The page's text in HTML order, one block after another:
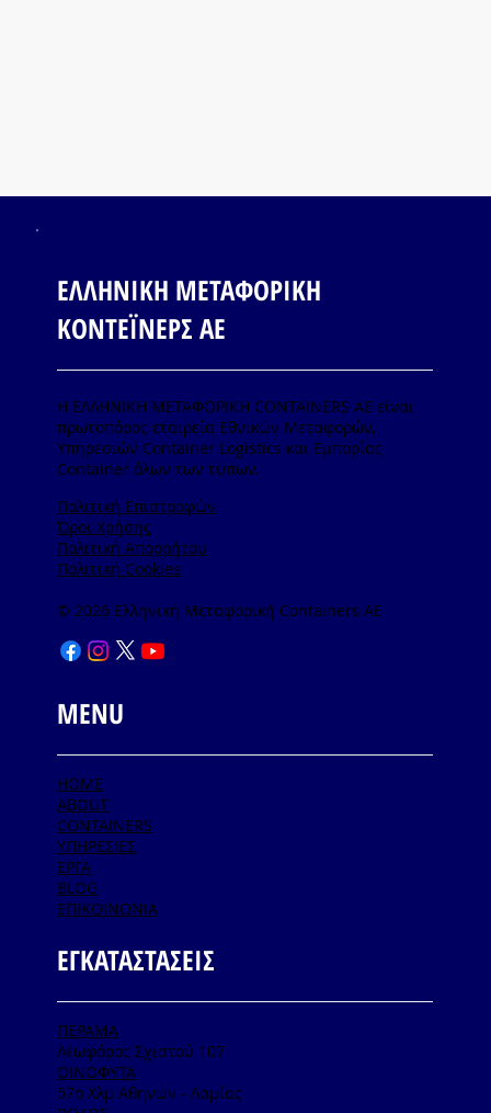
HOME
ABOUT
CONTAINERS
ΥΠΗΡΕΣΙΕΣ
ΕΡΓΑ
BLOG
ΕΠΙΚΟΙΝΩΝΙΑ
MENU
ΕΓΚΑΤΑΣΤΑΣΕΙΣ
ΠΕΡΑΜΑ
Λεωφόρος Σχιστού 107
ΟΙΝΟΦΥΤΑ
57ο Χλμ Αθηνών - Λαμίας
ΕΛΛΗΝΙΚΗ ΜΕΤΑΦΟΡΙΚΗ
ΚΟΝΤΕΪΝΕΡΣ ΑΕ
Η ΕΛΛΗΝΙΚΗ ΜΕΤΑΦΟΡΙΚΗ CONTAINERS ΑΕ είναι
πρωτοπόρος εταιρεία Εθνικών Μεταφορών,
Υπηρεσιών Container Logistics και Εμπορίας
Container όλων των τύπων.
Πολιτική Επιστροφών
Όροι Χρήσης
Πολιτική Απορρήτου
Πολιτική Cookies
© 2026 Ελληνική Μεταφορική Containers AE